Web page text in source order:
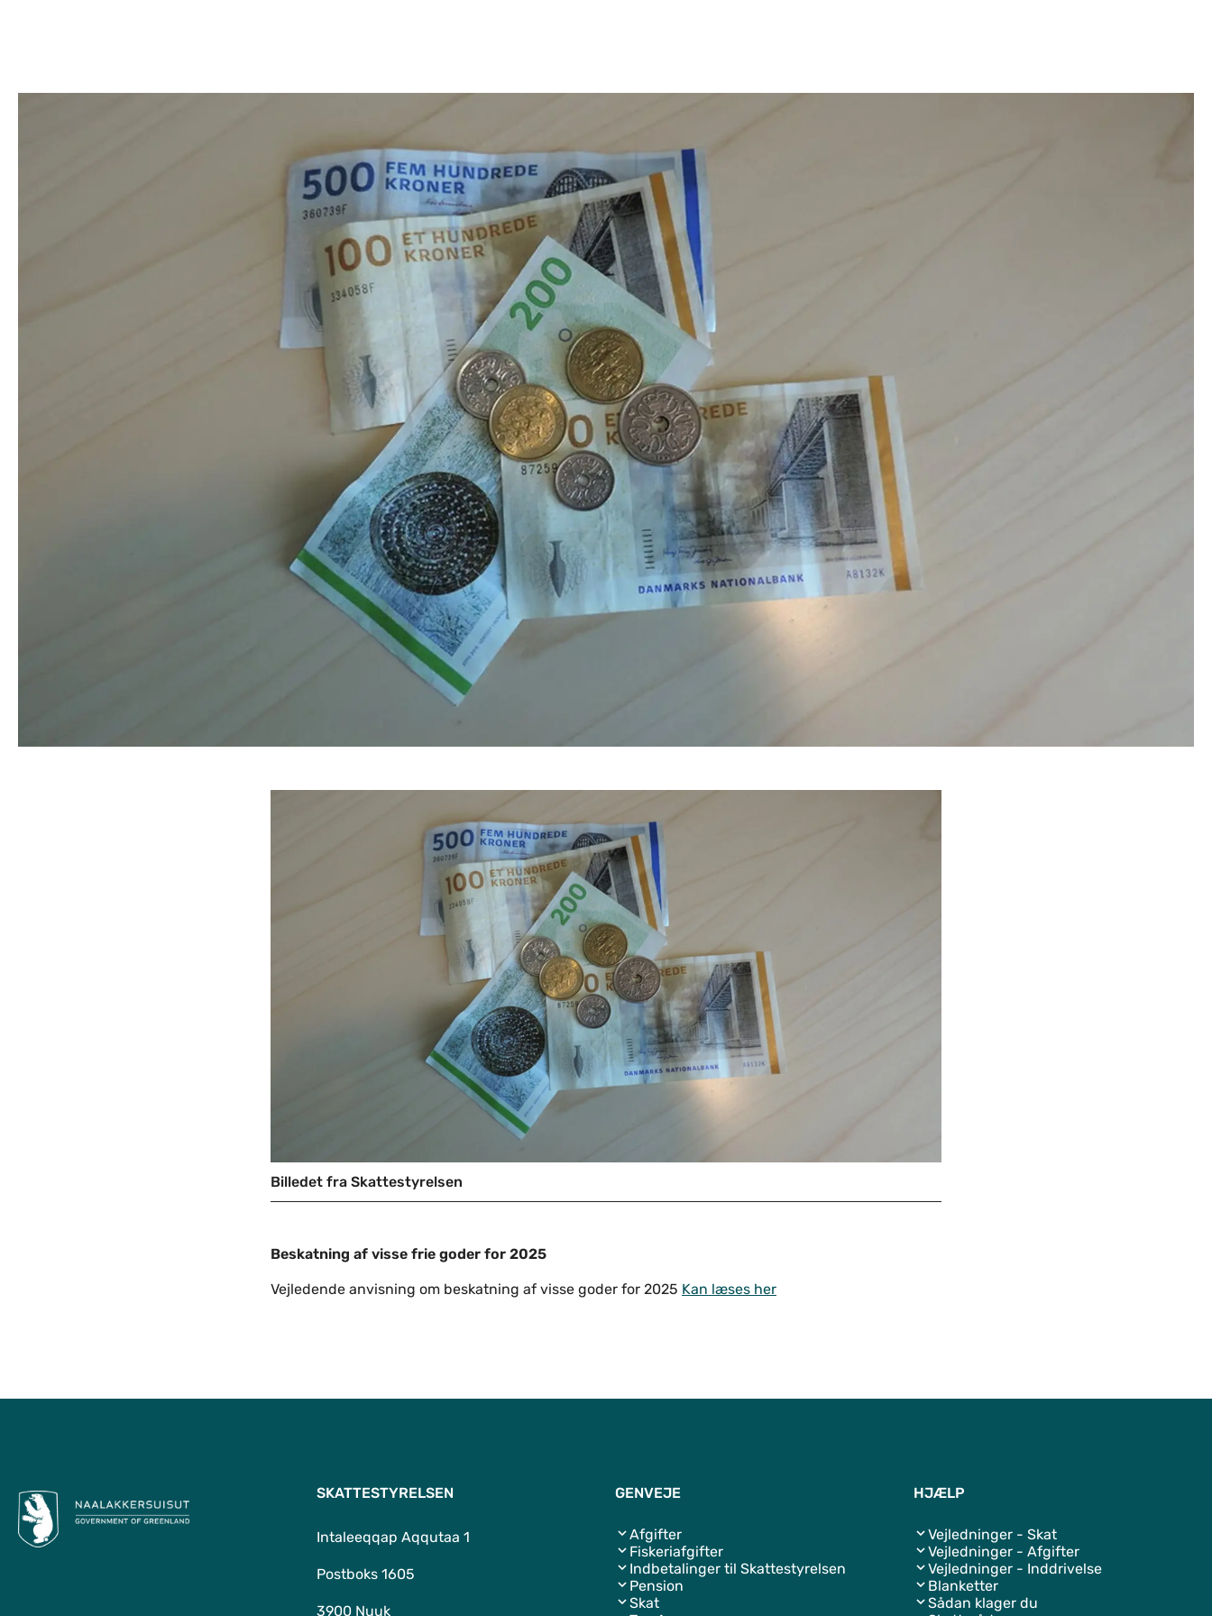
Billedet fra Skattestyrelsen
Beskatning af visse frie goder for 2025Beskatning af visse frie goder for 2025
Vejledende anvisning om beskatning af visse goder for 2025 Kan læses her
SKATTESTYRELSEN
Intaleeqqap Aqqutaa 1
Postboks 1605
3900 Nuuk
GENVEJE
Afgifter
Fiskeriafgifter
Indbetalinger til Skattestyrelsen
Pension
Skat
HJÆLP
Vejledninger - Skat
Vejledninger - Afgifter
Vejledninger - Inddrivelse
Blanketter
Sådan klager du